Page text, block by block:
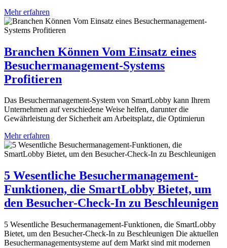
Mehr erfahren
Branchen Können Vom Einsatz eines
Besuchermanagement-Systems
Profitieren
Das Besuchermanagement-System von SmartLobby kann Ihrem
Unternehmen auf verschiedene Weise helfen, darunter die
Gewährleistung der Sicherheit am Arbeitsplatz, die Optimierun
Mehr erfahren
5 Wesentliche Besuchermanagement-
Funktionen, die SmartLobby Bietet, um
den Besucher-Check-In zu Beschleunigen
5 Wesentliche Besuchermanagement-Funktionen, die SmartLobby
Bietet, um den Besucher-Check-In zu Beschleunigen Die aktuellen
Besuchermanagementsysteme auf dem Markt sind mit modernen